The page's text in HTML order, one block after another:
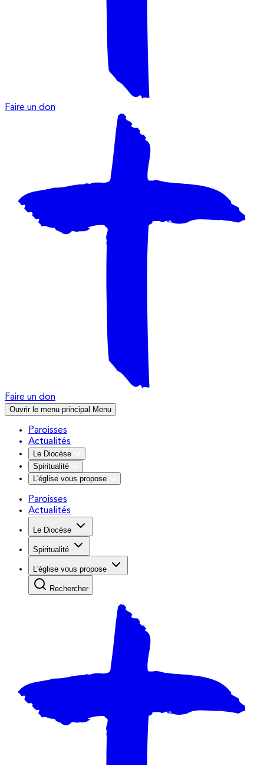
Faire un don
Faire un don
Ouvrir le menu principal Menu
Paroisses
Actualités
Le Diocèse
Spiritualité
L'église vous propose
Paroisses
Actualités
Le Diocèse
Spiritualité
L'église vous propose
Rechercher